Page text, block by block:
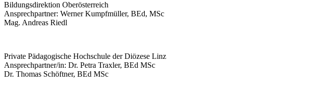
Bildungsdirektion Oberösterreich
Ansprechpartner: Werner Kumpfmüller, BEd, MSc
Mag. Andreas Riedl
Private Pädagogische Hochschule der Diözese Linz
Ansprechpartner/in: Dr. Petra Traxler, BEd MSc
Dr. Thomas Schöftner, BEd MSc